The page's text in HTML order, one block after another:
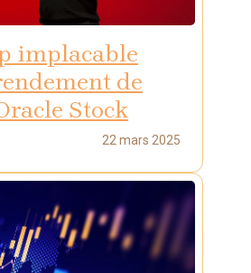
implacable
de
Stock
22 mars 2025